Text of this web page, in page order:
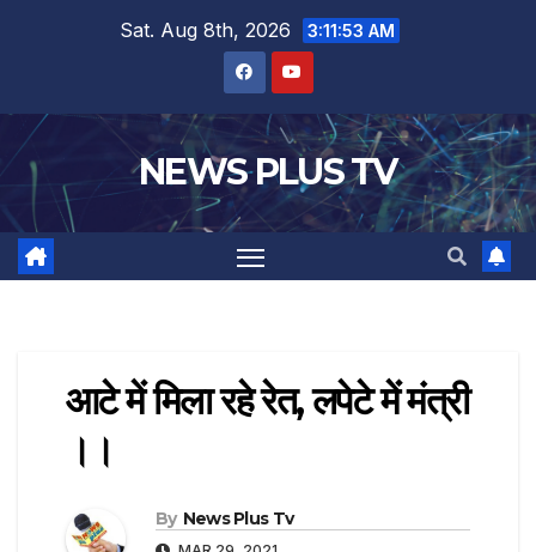
Sat. Aug 8th, 2026 3:11:53 AM
NEWS PLUS TV
आटे में मिला रहे रेत, लपेटे में मंत्री
।।
By News Plus Tv